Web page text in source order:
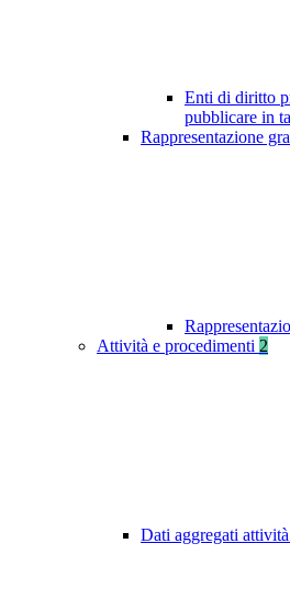
Enti di diritto
pubblicare in
Rappresentazione
Attività e procedimenti 2
Dati aggregati